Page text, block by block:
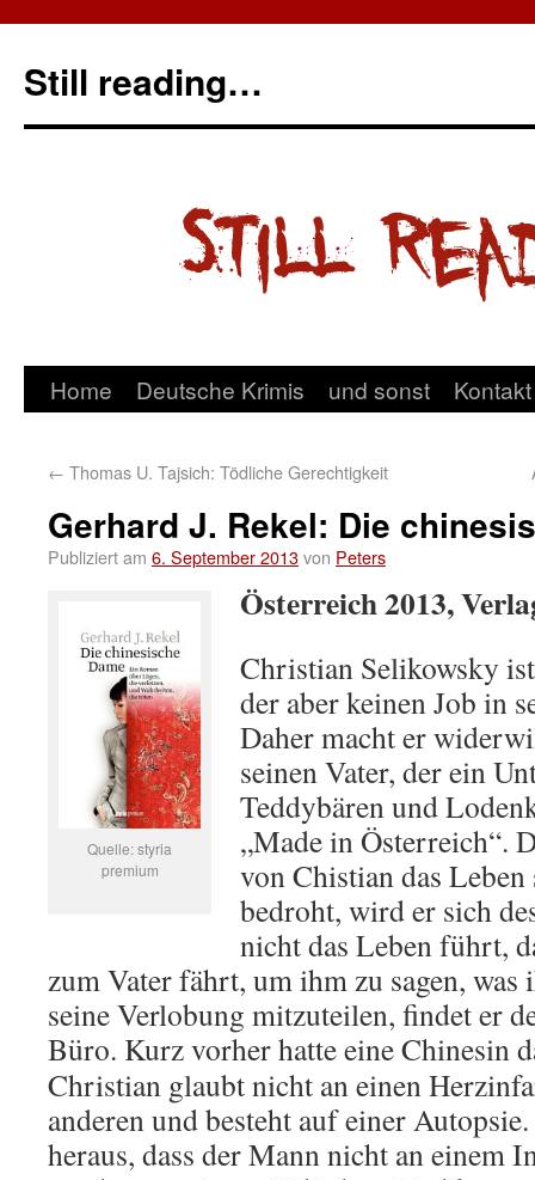
Still reading…
Home Deutsche Krimis und sonst Kontakt
← Thomas U. Tajsich: Tödliche Gerechtigkeit
Gerhard J. Rekel: Die
Publiziert am 6. September 2013von Peters
Quelle: styria
premium
Österreich 2013,
Christian Selikowsky
der aber keinen Job in
Daher macht er
seinen Vater, der ein
Teddybären und
„Made in Österreich“.
von Chistian das
bedroht, wird er sich
nicht das Leben führt,
zum Vater fährt, um ihm zu sagen, was
seine Verlobung mitzuteilen, findet er
Büro. Kurz vorher hatte eine Chinesin
Christian glaubt nicht an einen
anderen und besteht auf einer
heraus, dass der Mann nicht an einem